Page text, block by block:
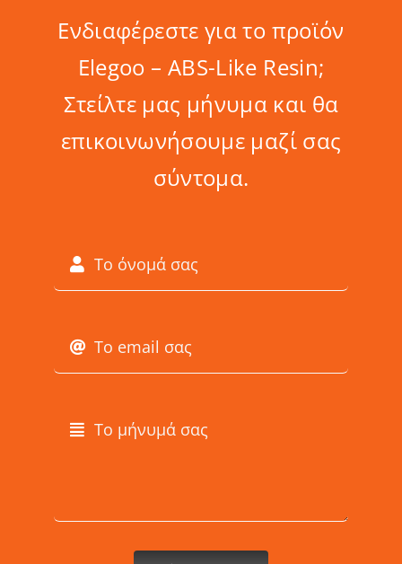
Ενδιαφέρεστε για το προϊόν
Elegoo – ABS-Like Resin;
Στείλτε μας μήνυμα και θα
επικοινωνήσουμε μαζί σας
σύντομα.